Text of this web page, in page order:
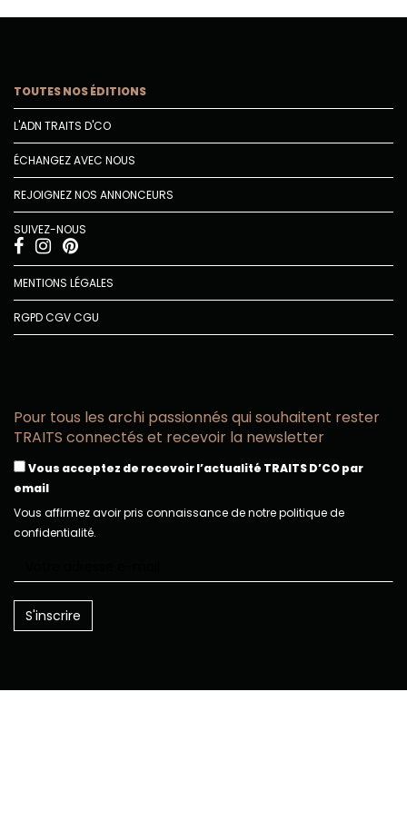
TOUTES NOS ÉDITIONS
L'ADN TRAITS D'CO
ÉCHANGEZ AVEC NOUS
REJOIGNEZ NOS ANNONCEURS
SUIVEZ-NOUS
MENTIONS LÉGALES
RGPDCGVCGU
Pour tous les archi passionnés qui souhaitent rester
TRAITS connectés et recevoir la newsletter
Vous acceptez de recevoir l’actualité TRAITS D’CO par
email
Vous affirmez avoir pris connaissance de notre politique de
confidentialité.